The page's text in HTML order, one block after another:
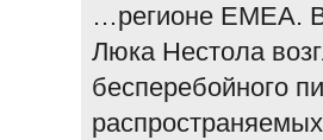
…регионе EMEA.
Люка Нестола
бесперебойного